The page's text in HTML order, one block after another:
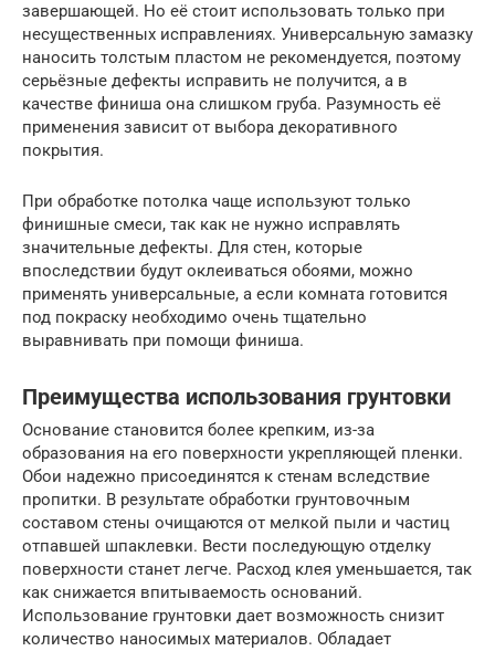
завершающей. Но её стоит использовать только при
несущественных исправлениях. Универсальную замазку
наносить толстым пластом не рекомендуется, поэтому
серьёзные дефекты исправить не получится, а в
качестве финиша она слишком груба. Разумность её
применения зависит от выбора декоративного
покрытия.
При обработке потолка чаще используют только
финишные смеси, так как не нужно исправлять
значительные дефекты. Для стен, которые
впоследствии будут оклеиваться обоями, можно
применять универсальные, а если комната готовится
под покраску необходимо очень тщательно
выравнивать при помощи финиша.
Преимущества использования грунтовки
Основание становится более крепким, из-за
образования на его поверхности укрепляющей пленки.
Обои надежно присоединятся к стенам вследствие
пропитки. В результате обработки грунтовочным
составом стены очищаются от мелкой пыли и частиц
отпавшей шпаклевки. Вести последующую отделку
поверхности станет легче. Расход клея уменьшается, так
как снижается впитываемость оснований.
Использование грунтовки дает возможность снизит
количество наносимых материалов. Обладает